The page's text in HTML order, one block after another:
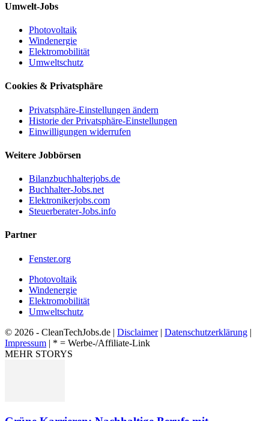
Umwelt-Jobs
Photovoltaik
Windenergie
Elektromobilität
Umweltschutz
Cookies & Privatsphäre
Privatsphäre-Einstellungen ändern
Historie der Privatsphäre-Einstellungen
Einwilligungen widerrufen
Weitere Jobbörsen
Bilanzbuchhalterjobs.de
Buchhalter-Jobs.net
Elektronikerjobs.com
Steuerberater-Jobs.info
Partner
Fenster.org
Photovoltaik
Windenergie
Elektromobilität
Umweltschutz
© 2026 - CleanTechJobs.de | Disclaimer| Datenschutzerklärung |
Impressum | * = Werbe-/Affiliate-Link
MEHR STORYS